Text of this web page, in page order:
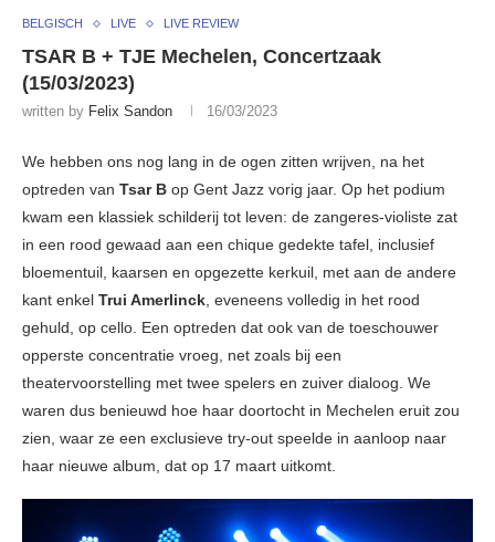
BELGISCH LIVE LIVE REVIEW
TSAR B + TJE Mechelen, Concertzaak
(15/03/2023)
written by Felix Sandon 16/03/2023
We hebben ons nog lang in de ogen zitten wrijven, na het
optreden van Tsar B op Gent Jazz vorig jaar. Op het podium
kwam een klassiek schilderij tot leven: de zangeres-violiste zat
in een rood gewaad aan een chique gedekte tafel, inclusief
bloementuil, kaarsen en opgezette kerkuil, met aan de andere
kant enkel Trui Amerlinck, eveneens volledig in het rood
gehuld, op cello. Een optreden dat ook van de toeschouwer
opperste concentratie vroeg, net zoals bij een
theatervoorstelling met twee spelers en zuiver dialoog. We
waren dus benieuwd hoe haar doortocht in Mechelen eruit zou
zien, waar ze een exclusieve try-out speelde in aanloop naar
haar nieuwe album, dat op 17 maart uitkomt.